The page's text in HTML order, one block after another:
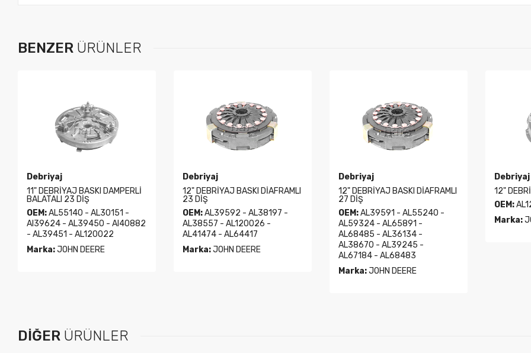
BENZER ÜRÜNLER
Debriyaj
11" DEBRİYAJ BASKI DAMPERLİ
BALATALI 23 DİŞ
OEM:AL55140 - AL30151 -
Al39624 - AL39450 - Al40882
- AL39451 - AL120022
Marka:JOHN DEERE
Debriyaj
12" DEBRİYAJ BASKI DİAFRAMLI
23 DİŞ
OEM:AL39592 - AL38197 -
AL38557 - AL120026 -
AL41474 - AL64417
Marka:JOHN DEERE
Debriyaj
12" DEBRİYAJ BASKI DİAFRAMLI
27 DİŞ
OEM:AL39591 - AL55240 -
AL59324 - AL65891 -
AL68485 - AL36134 -
AL38670 - AL39245 -
AL67184 - AL68483
Marka:JOHN DEERE
Debriyaj
12"
OEM:
Marka:
DIĞER ÜRÜNLER